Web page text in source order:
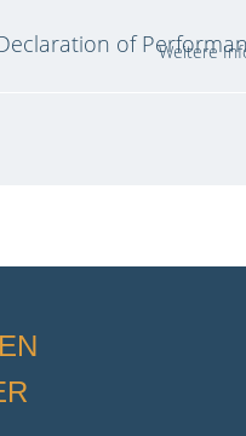
of Weitere